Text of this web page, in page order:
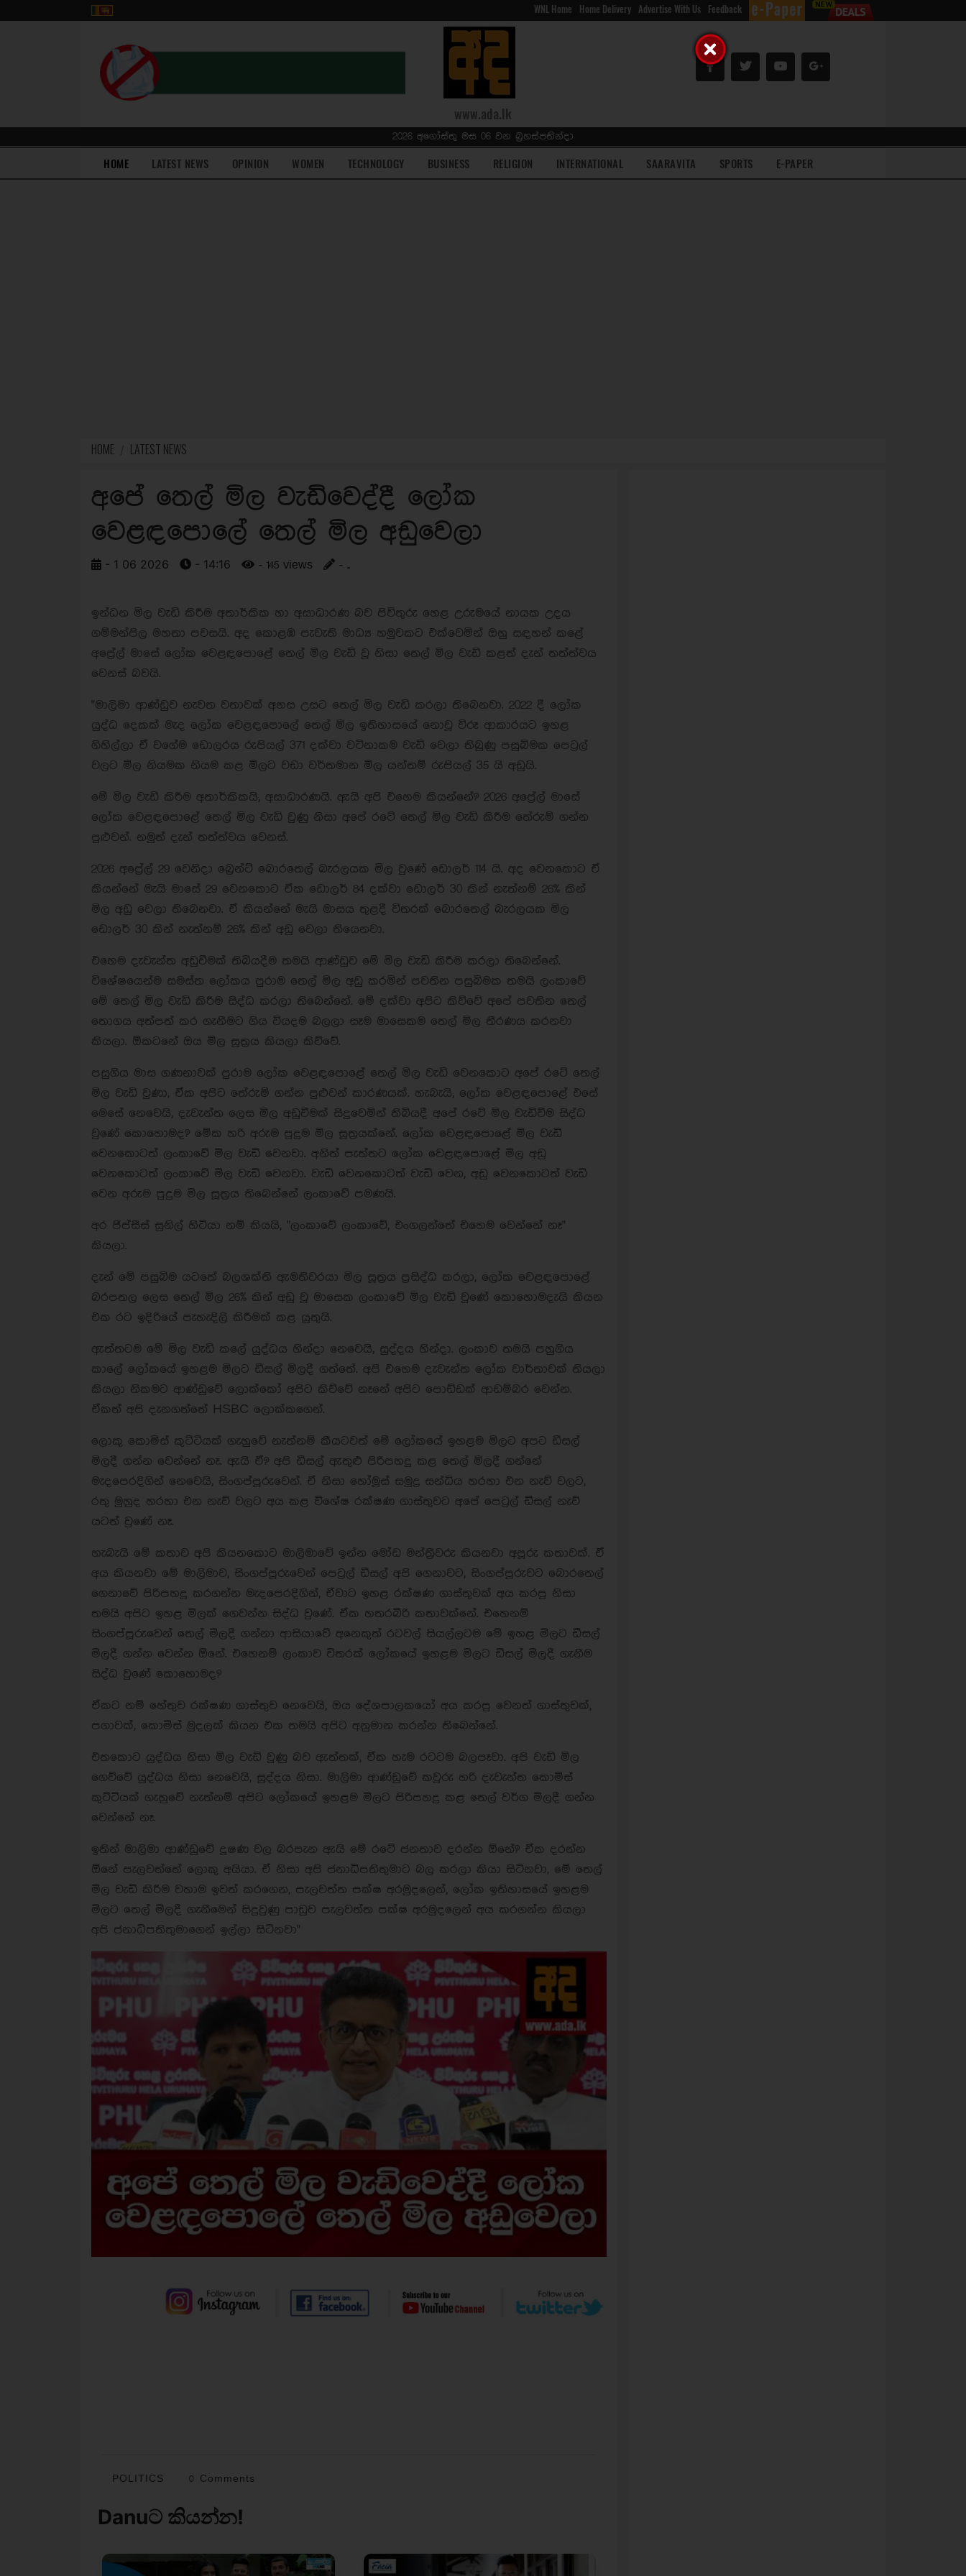
WNL Home Home Delivery Advertise With Us Feedback
www.ada.lk
2026 අගෝස්තු මස 06 වන බ්‍රහස්පතින්දා
HOME(current)LATEST NEWS OPINION WOMEN TECHNOLOGY BUSINESS RELIGION INTERNATIONAL SAARAVITA SPORTS E-PAPER
HOME LATEST NEWS
අපේ තෙල් මිල වැඩිවෙද්දී ලෝක
වෙළඳපොලේ තෙල් මිල අඩුවෙලා
- 1 06 2026 - 14:16 - 145 views - ..
ඉන්ධන මිල වැඩි කිරීම අතාර්කික හා අසාධාරණ බව පිවිතුරු හෙළ උරුමයේ නායක උදය
ගම්මන්පිල මහතා පවසයි. අද කොළඹ පැවැති මාධ්‍ය හමුවකට එක්වෙමින් ඔහු සඳහන් කළේ
අප්‍රේල් මාසේ ලෝක වෙළඳපොළේ තෙල් මිල වැඩි වූ නිසා තෙල් මිල වැඩි කළත් දැන් තත්ත්වය
වෙනස් බවයි.
"මාලිමා ආණ්ඩුව නැවත වතාවක් අහස උසට තෙල් මිල වැඩි කරලා තිබෙනවා. 2022 දී ලෝක
යුද්ධ දෙකක් මැද ලෝක වෙළඳපොලේ තෙල් මිල ඉතිහාසයේ නොවූ විරූ ආකාරයට ඉහළ
ගිහිල්ලා ඒ වගේම ඩොලරය රුපියල් 371 දක්වා වටිනාකම වැඩි වෙලා තිබුණු පසුබිමක පෙට්‍රල්
වලට මිල නියමක නියම කළ මිලට වඩා වර්තමාන මිල යන්තම් රුපියල් 35 යි අඩුයි.
මේ මිල වැඩි කිරීම අතාර්කිකයි, අසාධාරණයි. ඇයි අපි එහෙම කියන්නේ? 2026 අප්‍රේල් මාසේ
ලෝක වෙළඳපොළේ තෙල් මිල වැඩි වුණු නිසා අපේ රටේ තෙල් මිල වැඩි කිරීම තේරුම් ගන්න
පුළුවන්. නමුත් දැන් තත්ත්වය වෙනස්.
2026 අප්‍රේල් 29 වෙනිදා බ්‍රෙන්ට් බොරතෙල් බැරලයක මිල වුණේ ඩොලර් 114 යි. අද වෙනකොට ඒ
කියන්නේ මැයි මාසේ 29 වෙනකොට ඒක ඩොලර් 84 දක්වා ඩොලර් 30 කින් නැත්නම් 26% කින්
මිල අඩු වෙලා තිබෙනවා. ඒ කියන්නේ මැයි මාසය තුළදී විතරක් බොරතෙල් බැරලයක මිල
ඩොලර් 30 කින් නැත්නම් 26% කින් අඩු වෙලා තියෙනවා.
එහෙම දැවැන්ත අඩුවීමක් තිබියදීම තමයි ආණ්ඩුව මේ මිල වැඩි කිරීම කරලා තිබෙන්නේ.
විශේෂයෙන්ම සමස්ත ලෝකය පුරාම තෙල් මිල අඩු කරමින් පවතින පසුබිමක තමයි ලංකාවේ
මේ තෙල් මිල වැඩි කිරීම සිද්ධ කරලා තිබෙන්නේ. මේ දක්වා අපිට කිව්වේ අපේ පවතින තෙල්
තොගය අත්පත් කර ගැනීමට ගිය වියදම බලලා සෑම මාසෙකම තෙල් මිල තීරණය කරනවා
කියලා. ඕකටනේ ඔය මිල සූත්‍රය කියලා කිව්වේ.
පසුගිය මාස ගණනාවක් පුරාම ලෝක වෙළඳපොළේ තෙල් මිල වැඩි වෙනකොට අපේ රටේ තෙල්
මිල වැඩි වුණා, ඒක අපිට තේරුම් ගන්න පුළුවන් කාරණයක්. හැබැයි, ලෝක වෙළඳපොළේ එසේ
මෙසේ නෙවෙයි, දැවැන්ත ලෙස මිල අඩුවීමක් සිදුවෙමින් තිබියදී අපේ රටේ මිල වැඩිවීම සිද්ධ
වුණේ කොහොමද? මේක හරි අරුම පුදුම මිල සූත්‍රයක්නේ. ලෝක වෙළඳපොළේ මිල වැඩි
වෙනකොටත් ලංකාවේ මිල වැඩි වෙනවා. අනිත් පැත්තට ලෝක වෙළඳපොළේ මිල අඩු
වෙනකොටත් ලංකාවේ මිල වැඩි වෙනවා. වැඩි වෙනකොටත් වැඩි වෙන, අඩු වෙනකොටත් වැඩි
වෙන අරුම පුදුම මිල සූත්‍රය තිබෙන්නේ ලංකාවේ පමණයි.
අර ජිප්සීස් සුනිල් හිටියා නම් කියයි, "ලංකාවේ ලංකාවේ, එංගලන්තේ එහෙම වෙන්නේ නෑ"
කියලා.
දැන් මේ පසුබිම යටතේ බලශක්ති ඇමතිවරයා මිල සූත්‍රය ප්‍රසිද්ධ කරලා, ලෝක වෙළඳපොළේ
බරපතල ලෙස තෙල් මිල 26% කින් අඩු වූ මාසෙක ලංකාවේ මිල වැඩි වුණේ කොහොමදැයි කියන
එක රට ඉදිරියේ පැහැදිලි කිරීමක් කළ යුතුයි.
ඇත්තටම මේ මිල වැඩි කලේ යුද්ධය හින්දා නෙවෙයි, සුද්දය හින්දා. ලංකාව තමයි පහුගිය
කාලේ ලෝකයේ ඉහළම මිලට ඩීසල් මිලදී ගත්තේ. අපි එහෙම දැවැන්ත ලෝක වාර්තාවක් තියලා
කියලා නිකමට ආණ්ඩුවේ ලොක්කෝ අපිට කිව්වේ නෑනේ අපිට පොඩ්ඩක් ආඩම්බර වෙන්න.
ඒකත් අපි දැනගත්තේ HSBC ලොක්කගෙන්.
ලොකු කොමිස් කුට්ටියක් ගැහුවේ නැත්නම් කීයටවත් මේ ලෝකයේ ඉහළම මිලට අපට ඩීසල්
මිලදී ගන්න වෙන්නේ නෑ. ඇයි ඒ? අපි ඩීසල් ඇතුළු පිරිපහදු කළ තෙල් මිලදී ගන්නේ
මැදපෙරදිගින් නෙවෙයි, සිංගප්පූරුවෙන්. ඒ නිසා හෝමූස් සමුද්‍ර සන්ධිය හරහා එන නැව් වලට,
රතු මුහුද හරහා එන නැව් වලට අය කළ විශේෂ රක්ෂණ ගාස්තුවට අපේ පෙට්‍රල් ඩීසල් නැව්
යටත් වුණේ නෑ.
හැබැයි මේ කතාව අපි කියනකොට මාලිමාවේ ඉන්න මෝඩ මන්ත්‍රීවරු කියනවා අපූරු කතාවක්. ඒ
අය කියනවා මේ මාලිමාව, සිංගප්පූරුවෙන් පෙට්‍රල් ඩීසල් අපි ගෙනාවට, සිංගප්පූරුවට බොරතෙල්
ගෙනාවේ පිරිපහදු කරගන්න මැදපෙරදිගින්, ඒවාට ඉහළ රක්ෂණ ගාස්තුවක් අය කරපු නිසා
තමයි අපිට ඉහළ මිලක් ගෙවන්න සිද්ධ වුණේ. ඒක හතරබීරි කතාවක්නේ. එහෙනම්
සිංගප්පූරුවෙන් තෙල් මිලදී ගන්නා ආසියාවේ අනෙකුත් රටවල් සියල්ලටම මේ ඉහළ මිලට ඩීසල්
මිලදී ගන්න වෙන්න ඕනේ. එහෙනම් ලංකාව විතරක් ලෝකයේ ඉහළම මිලට ඩීසල් මිලදී ගැනීම
සිද්ධ වුණේ කොහොමද?
ඒකට නම් හේතුව රක්ෂණ ගාස්තුව නෙවෙයි, ඔය දේශපාලකයෝ අය කරපු වෙනත් ගාස්තුවක්,
පගාවක්, කොමිස් මුදලක් කියන එක තමයි අපිට අනුමාන කරන්න තිබෙන්නේ.
එතකොට යුද්ධය නිසා මිල වැඩි වුණු බව ඇත්තක්, ඒක හැම රටටම බලපෑවා. අපි වැඩි මිල
ගෙව්වේ යුද්ධය නිසා නෙවෙයි, සුද්දය නිසා. මාලිමා ආණ්ඩුවේ කවුරු හරි දැවැන්ත කොමිස්
කුට්ටියක් ගැහුවේ නැත්නම් අපිට ලෝකයේ ඉහළම මිලට පිරිපහදු කළ තෙල් වර්ග මිලදී ගන්න
වෙන්නේ නෑ.
ඉතින් මාලිමා ආණ්ඩුවේ දූෂණ වල බරපැන ඇයි මේ රටේ ජනතාව දරන්න ඕනේ? ඒක දරන්න
ඕනේ පැලවත්තේ ලොකු අයියා. ඒ නිසා අපි ජනාධිපතිතුමාට බල කරලා කියා සිටිනවා, මේ තෙල්
මිල වැඩි කිරීම වහාම ඉවත් කරගෙන, පැලවත්ත පක්ෂ අරමුදලෙන්, ලෝක ඉතිහාසයේ ඉහළම
මිලට තෙල් මිලදී ගැනීමෙන් සිදුවුණු පාඩුව පැලවත්ත පක්ෂ අරමුදලෙන් අය කරගන්න කියලා
අපි ජනාධිපතිතුමාගෙන් ඉල්ලා සිටිනවා"
POLITICS 0 Comments